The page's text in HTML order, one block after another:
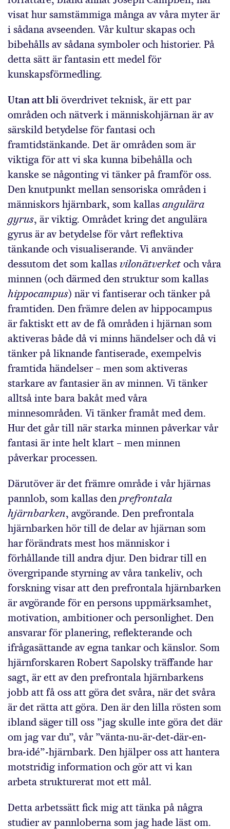
visat hur samstämmiga många av våra myter är
i sådana avseenden. Vår kultur skapas och
bibehålls av sådana symboler och historier. På
detta sätt är fantasin ett medel för
kunskapsförmedling.
Utan att bli överdrivet teknisk, är ett par
områden och nätverk i människohjärnan är av
särskild betydelse för fantasi och
framtidstänkande. Det är områden som är
viktiga för att vi ska kunna bibehålla och
kanske se någonting vi tänker på framför oss.
Den knutpunkt mellan sensoriska områden i
människors hjärnbark, som kallas angulära
gyrus, är viktig. Området kring det angulära
gyrus är av betydelse för vårt reflektiva
tänkande och visualiserande. Vi använder
dessutom det som kallas vilonätverket och våra
minnen (och därmed den struktur som kallas
hippocampus) när vi fantiserar och tänker på
framtiden. Den främre delen av hippocampus
är faktiskt ett av de få områden i hjärnan som
aktiveras både då vi minns händelser och då vi
tänker på liknande fantiserade, exempelvis
framtida händelser – men som aktiveras
starkare av fantasier än av minnen. Vi tänker
alltså inte bara bakåt med våra
minnesområden. Vi tänker framåt med dem.
Hur det går till när starka minnen påverkar vår
fantasi är inte helt klart – men minnen
påverkar processen.
Därutöver är det främre område i vår hjärnas
pannlob, som kallas den prefrontala
hjärnbarken, avgörande. Den prefrontala
hjärnbarken hör till de delar av hjärnan som
har förändrats mest hos människor i
förhållande till andra djur. Den bidrar till en
övergripande styrning av våra tankeliv, och
forskning visar att den prefrontala hjärnbarken
är avgörande för en persons uppmärksamhet,
motivation, ambitioner och personlighet. Den
ansvarar för planering, reflekterande och
ifrågasättande av egna tankar och känslor. Som
hjärnforskaren Robert Sapolsky träffande har
sagt, är ett av den prefrontala hjärnbarkens
jobb att få oss att göra det svåra, när det svåra
är det rätta att göra. Den är den lilla rösten som
ibland säger till oss ”jag skulle inte göra det där
om jag var du”, vår ”vänta-nu-är-det-där-en-
bra-idé”-hjärnbark. Den hjälper oss att hantera
motstridig information och gör att vi kan
arbeta strukturerat mot ett mål.
Detta arbetssätt fick mig att tänka på några
studier av pannloberna som jag hade läst om.